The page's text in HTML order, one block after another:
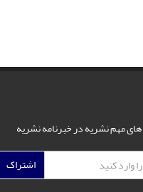
های مهم نشریه در خبرنامه نشریه
اشتراک